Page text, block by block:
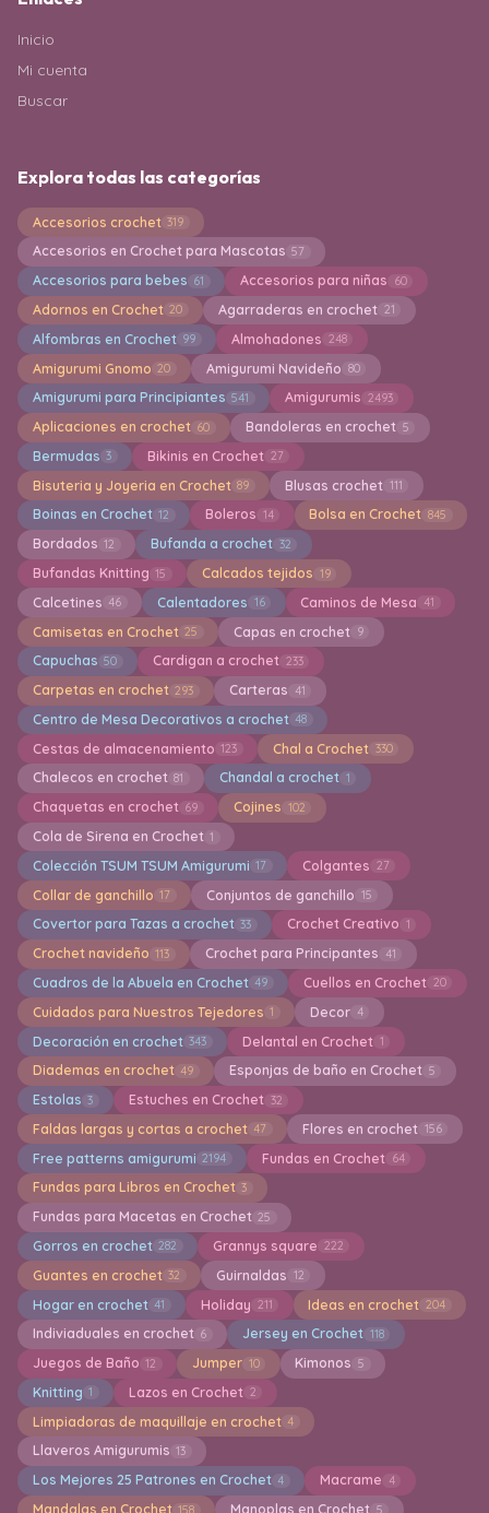
Inicio
Mi cuenta
Buscar
Explora todas las categorías
Accesorios crochet 319
Accesorios en Crochet para Mascotas 57
Accesorios para bebes 61 Accesorios para niñas 60
Adornos en Crochet 20 Agarraderas en crochet 21
Alfombras en Crochet 99 Almohadones 248
Amigurumi Gnomo 20 Amigurumi Navideño 80
Amigurumi para Principiantes 541 Amigurumis 2493
Aplicaciones en crochet 60 Bandoleras en crochet 5
Bermudas 3 Bikinis en Crochet 27
Bisuteria y Joyeria en Crochet 89 Blusas crochet 111
Boinas en Crochet 12 Boleros 14 Bolsa en Crochet 845
Bordados 12 Bufanda a crochet 32
Bufandas Knitting 15 Calcados tejidos 19
Calcetines 46 Calentadores 16 Caminos de Mesa 41
Camisetas en Crochet 25 Capas en crochet 9
Capuchas 50 Cardigan a crochet 233
Carpetas en crochet 293 Carteras 41
Centro de Mesa Decorativos a crochet 48
Cestas de almacenamiento 123 Chal a Crochet 330
Chalecos en crochet 81 Chandal a crochet 1
Chaquetas en crochet 69 Cojines 102
Cola de Sirena en Crochet 1
Colección TSUM TSUM Amigurumi 17 Colgantes 27
Collar de ganchillo 17 Conjuntos de ganchillo 15
Covertor para Tazas a crochet 33 Crochet Creativo 1
Crochet navideño 113 Crochet para Principantes 41
Cuadros de la Abuela en Crochet 49 Cuellos en Crochet 20
Cuidados para Nuestros Tejedores 1 Decor 4
Decoración en crochet 343 Delantal en Crochet 1
Diademas en crochet 49 Esponjas de baño en Crochet 5
Estolas 3 Estuches en Crochet 32
Faldas largas y cortas a crochet 47 Flores en crochet 156
Free patterns amigurumi 2194 Fundas en Crochet 64
Fundas para Libros en Crochet 3
Fundas para Macetas en Crochet 25
Gorros en crochet 282 Grannys square 222
Guantes en crochet 32 Guirnaldas 12
Hogar en crochet 41 Holiday 211 Ideas en crochet 204
Indiviaduales en crochet 6 Jersey en Crochet 118
Juegos de Baño 12 Jumper 10 Kimonos 5
Knitting 1 Lazos en Crochet 2
Limpiadoras de maquillaje en crochet 4
Llaveros Amigurumis 13
Los Mejores 25 Patrones en Crochet 4 Macrame 4
Mandalas en Crochet 158 Manoplas en Crochet 5